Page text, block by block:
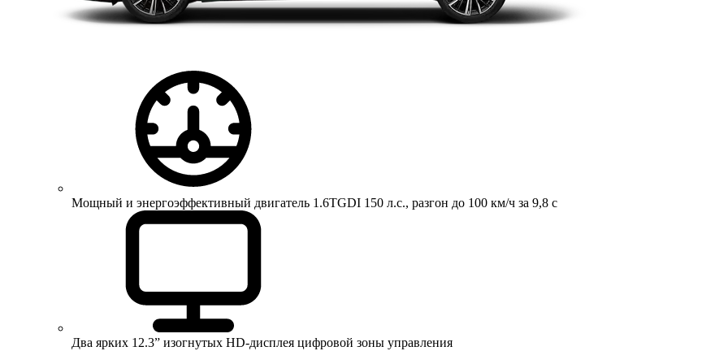
Мощный и энергоэффективный двигатель 1.6TGDI 150 л.с., разгон до 100 км/ч за 9,8 с
Два ярких 12.3” изогнутых HD-дисплея цифровой зоны управления